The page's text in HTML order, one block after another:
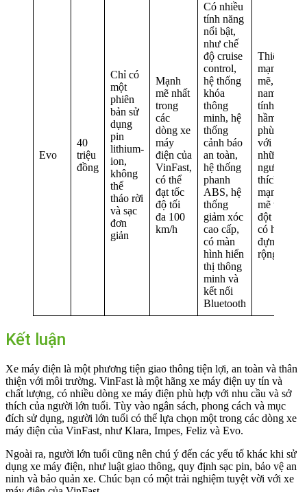
Evo
40
triệu
đồng
Chỉ có
một
phiên
bản sử
dụng
pin
lithium-
ion,
không
thể
tháo rời
và sạc
đơn
giản
Mạnh
mẽ nhất
trong
các
dòng xe
máy
điện của
VinFast,
có thể
đạt tốc
độ tối
đa 100
km/h
Có nhiều
tính năng
nổi bật,
như chế
độ cruise
control,
hệ thống
khóa
thông
minh, hệ
thống
cảnh báo
an toàn,
hệ thống
phanh
ABS, hệ
thống
giảm xóc
cao cấp,
có màn
hình hiển
thị thông
minh và
kết nối
Bluetooth
Thiết kế
mạnh
mẽ,
nam
tính và
hầm hố,
phù hợp
với
những
người
thích sự
mạnh
mẽ và
đột phá,
có hộp
đựng đồ
rộng rãi
Kết luận
Xe máy điện là một phương tiện giao thông tiện lợi, an toàn và thân
thiện với môi trường. VinFast là một hãng xe máy điện uy tín và
chất lượng, có nhiều dòng xe máy điện phù hợp với nhu cầu và sở
thích của người lớn tuổi. Tùy vào ngân sách, phong cách và mục
đích sử dụng, người lớn tuổi có thể lựa chọn một trong các dòng xe
máy điện của VinFast, như Klara, Impes, Feliz và Evo.
Ngoài ra, người lớn tuổi cũng nên chú ý đến các yếu tố khác khi sử
dụng xe máy điện, như luật giao thông, quy định sạc pin, bảo vệ an
ninh và bảo quản xe. Chúc bạn có một trải nghiệm tuyệt vời với xe